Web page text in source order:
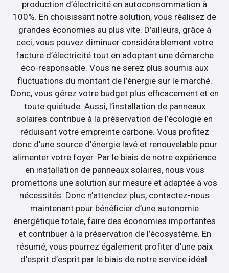
production d’électricité en autoconsommation à
100%. En choisissant notre solution, vous réalisez de
grandes économies au plus vite. D’ailleurs, grâce à
ceci, vous pouvez diminuer considérablement votre
facture d’électricité tout en adoptant une démarche
éco-responsable. Vous ne serez plus soumis aux
fluctuations du montant de l’énergie sur le marché.
Donc, vous gérez votre budget plus efficacement et en
toute quiétude. Aussi, l’installation de panneaux
solaires contribue à la préservation de l’écologie en
réduisant votre empreinte carbone. Vous profitez
donc d’une source d’énergie lavé et renouvelable pour
alimenter votre foyer. Par le biais de notre expérience
en installation de panneaux solaires, nous vous
promettons une solution sur mesure et adaptée à vos
nécessités. Donc n’attendez plus, contactez-nous
maintenant pour bénéficier d’une autonomie
énergétique totale, faire des économies importantes
et contribuer à la préservation de l’écosystème. En
résumé, vous pourrez également profiter d’une paix
d’esprit d’esprit par le biais de notre service idéal.